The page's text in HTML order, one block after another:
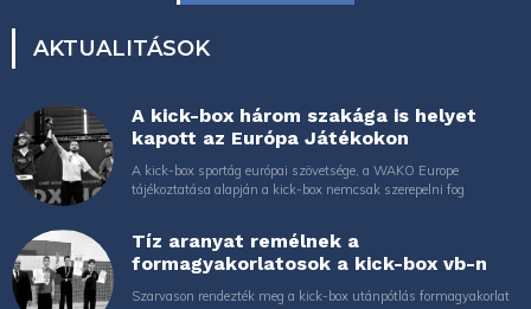
AKTUALITÁSOK
A kick-box három szakága is helyet
kapott az Európa Játékokon
A kick-box sportág európai szövetsége, a WAKO Europe
tájékoztatása alapján a kick-box nemcsak szerepelni fog
Tíz aranyat remélnek a
formagyakorlatosok a kick-box vb-n
Szarvason rendezték meg a kick-box utánpótlás formagyakorlat